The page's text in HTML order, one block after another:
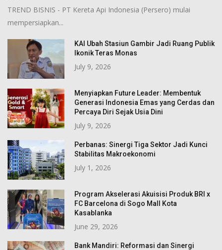
TREND BISNIS - PT Kereta Api Indonesia (Persero) mulai
mempersiapkan...
KAI Ubah Stasiun Gambir Jadi Ruang Publik
Ikonik Teras Monas
July 9, 2026
Menyiapkan Future Leader: Membentuk
Generasi Indonesia Emas yang Cerdas dan
Percaya Diri Sejak Usia Dini
July 9, 2026
Perbanas: Sinergi Tiga Sektor Jadi Kunci
Stabilitas Makroekonomi
July 1, 2026
Program Akselerasi Akuisisi Produk BRI x
FC Barcelona di Sogo Mall Kota
Kasablanka
June 29, 2026
Bank Mandiri: Reformasi dan Sinergi